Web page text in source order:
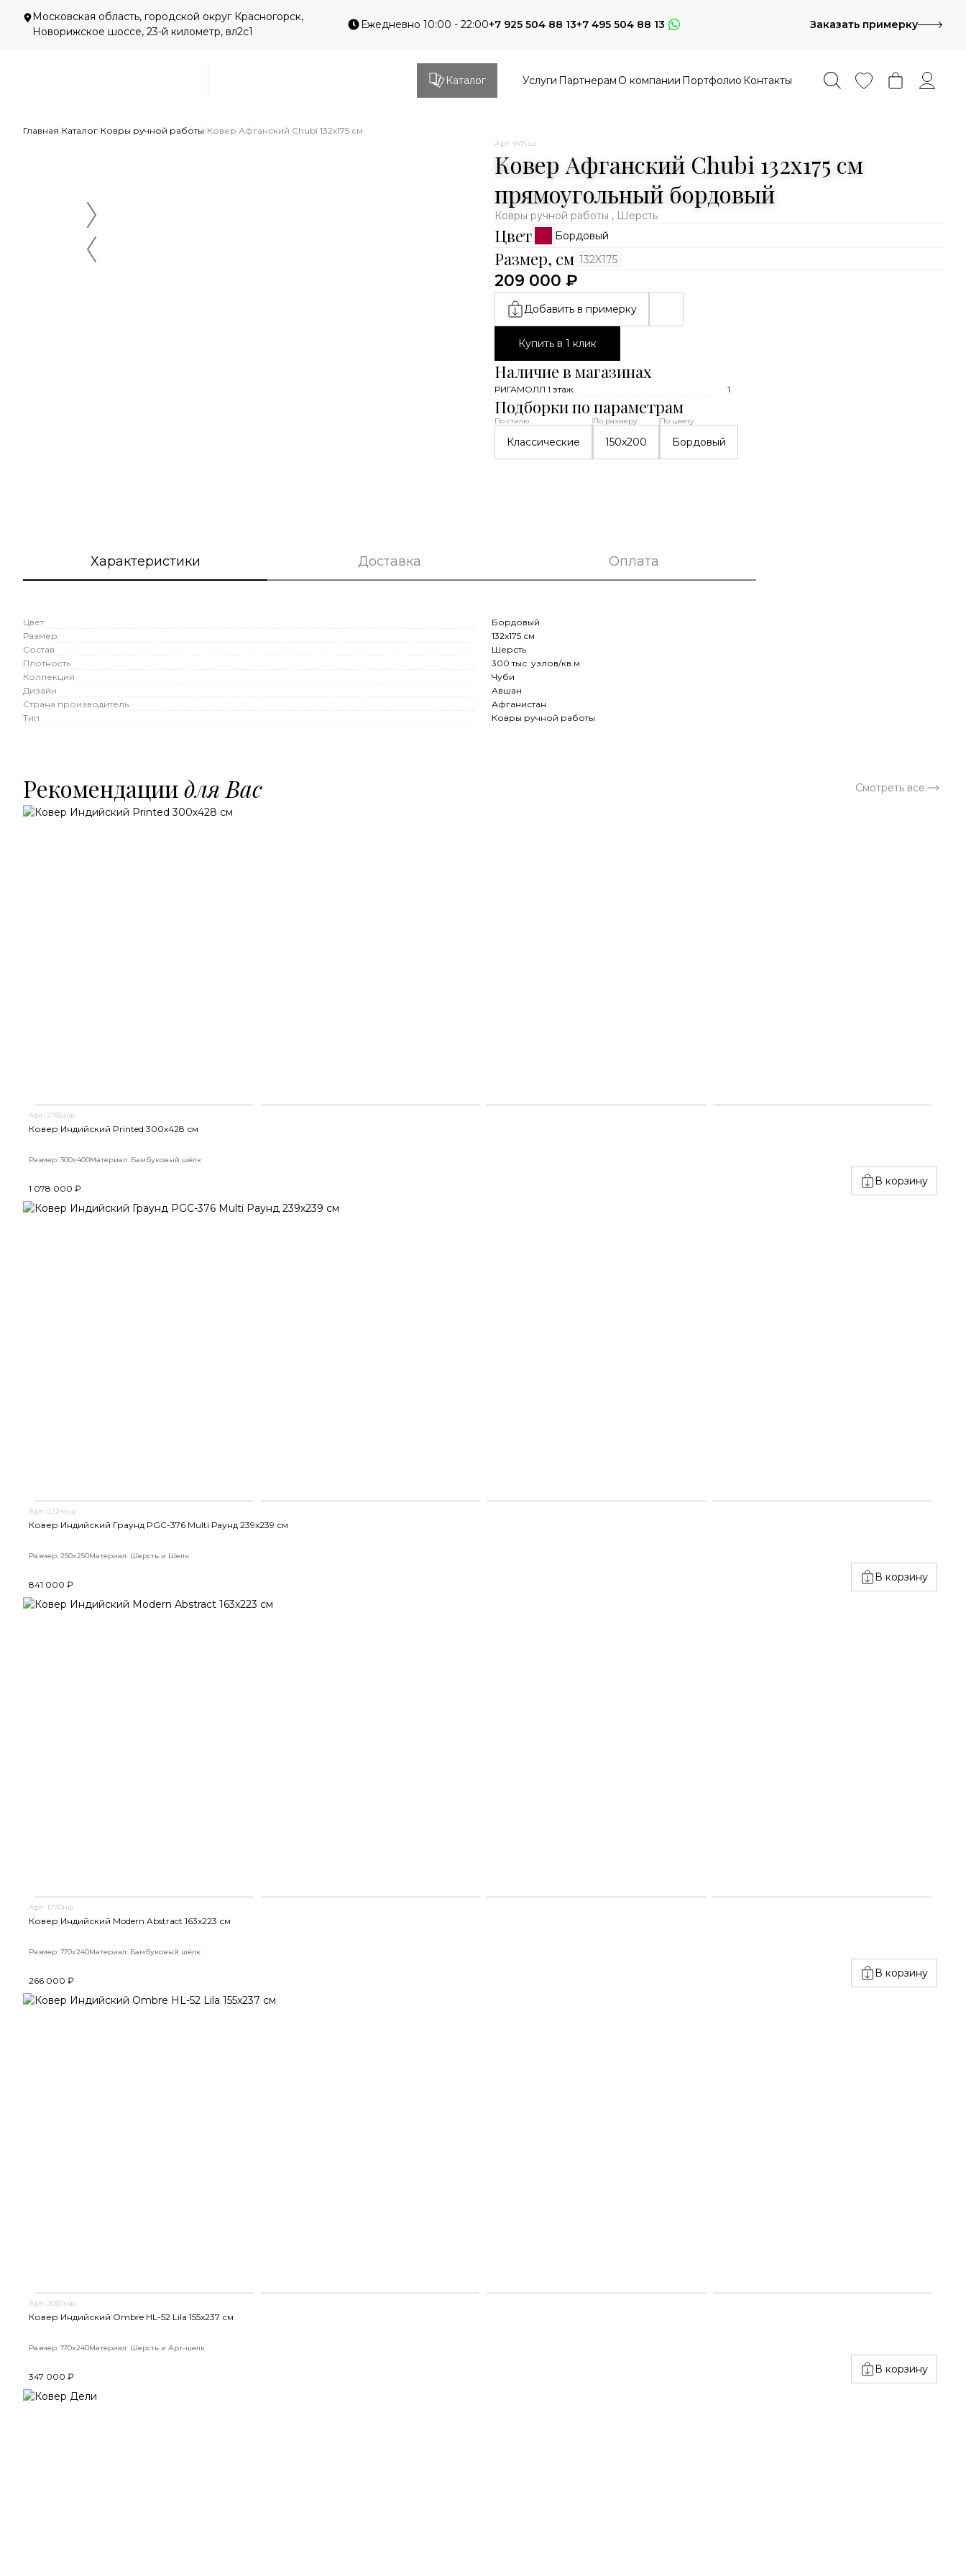
Московская область, городской округ Красногорск,
Новорижское шоссе, 23-й километр, вл2с1
Ежедневно 10:00 - 22:00+7 925 504 88 13+7 495 504 88 13 Заказать примерку
Каталог Услуги Партнерам О компании Портфолио Контакты
Главная/Каталог/Ковры ручной работы/Ковер Афганский Chubi 132x175 см
Арт. 947нш
Ковер Афганский Chubi 132x175 см
прямоугольный бордовый
Ковры ручной работы , Шерсть
Цвет Бордовый
Размер, см 132X175
209 000 ₽
Добавить в примерку
Купить в 1 клик
Наличие в магазинах
РИГАМОЛЛ 1 этаж 1
Подборки по параметрам
По стилю
Классические
По размеру
150x200
По цвету
Бордовый
Характеристики Доставка Оплата
Цвет
Бордовый
Размер
132x175 см
Состав
Шерсть
Плотность
300 тыс. узлов/кв.м
Коллекция
Чуби
Дизайн
Авшан
Страна производитель
Афганистан
Тип
Ковры ручной работы
Рекомендациидля Вас Смотреть все
Арт. 2785нш
Ковер Индийский Printed 300x428 см
Размер: 300x400Материал: Бамбуковый шёлк
1 078 000 ₽
В корзину
Арт. 2224нш
Ковер Индийский Граунд PGC-376 Multi Раунд 239x239 см
Размер: 250x250Материал: Шерсть и Шелк
841 000 ₽
В корзину
Арт. 1770нш
Ковер Индийский Modern Abstract 163x223 см
Размер: 170x240Материал: Бамбуковый шёлк
266 000 ₽
В корзину
Арт. 2050нш
Ковер Индийский Ombre HL-52 Lila 155x237 см
Размер: 170x240Материал: Шерсть и Арт-шелк
347 000 ₽
В корзину